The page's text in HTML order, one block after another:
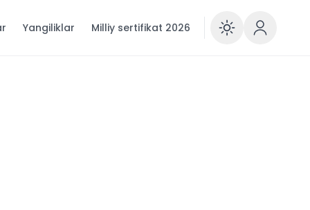
Yangiliklar Milliy sertifikat 2026